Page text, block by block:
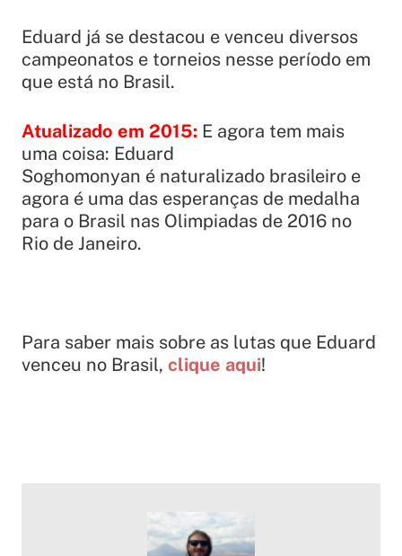
Eduard já se destacou e venceu diversos
campeonatos e torneios nesse período em
que está no Brasil.
Atualizado em 2015: E agora tem mais
uma coisa: Eduard
Soghomonyan é naturalizado brasileiro e
agora é uma das esperanças de medalha
para o Brasil nas Olimpiadas de 2016 no
Rio de Janeiro.
Para saber mais sobre as lutas que Eduard
venceu no Brasil, clique aqui!